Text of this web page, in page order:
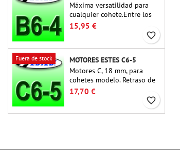
Máxima versatilidad para
cualquier cohete.Entre los
motores para cohetes más
utilizados hasta la fecha, el
adecuado para la gran
mayoría de cohetes Estes y
similares.
15,95 €
favorite_border
Fuera de stock
MOTORES ESTES C6-5
Motores C, 18 mm, para
cohetes modelo. Retraso de
5 segundos, para cohetes de
una sola etapa.
17,70 €
favorite_border